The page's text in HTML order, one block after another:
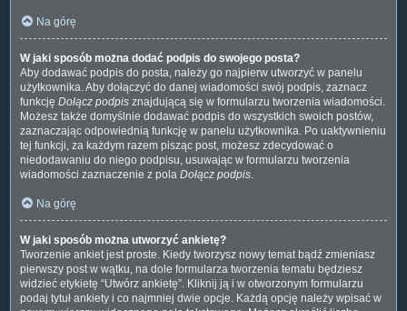
Na górę
W jaki sposób można dodać podpis do swojego posta?
Aby dodawać podpis do posta, należy go najpierw utworzyć w panelu
użytkownika. Aby dołączyć do danej wiadomości swój podpis, zaznacz
funkcję Dołącz podpis znajdującą się w formularzu tworzenia wiadomości.
Możesz także domyślnie dodawać podpis do wszystkich swoich postów,
zaznaczając odpowiednią funkcję w panelu użytkownika. Po uaktywnieniu
tej funkcji, za każdym razem pisząc post, możesz zdecydować o
niedodawaniu do niego podpisu, usuwając w formularzu tworzenia
wiadomości zaznaczenie z pola Dołącz podpis.
Na górę
W jaki sposób można utworzyć ankietę?
Tworzenie ankiet jest proste. Kiedy tworzysz nowy temat bądź zmieniasz
pierwszy post w wątku, na dole formularza tworzenia tematu będziesz
widzieć etykietę “Utwórz ankietę”. Kliknij ją i w otworzonym formularzu
podaj tytuł ankiety i co najmniej dwie opcje. Każdą opcję należy wpisać w